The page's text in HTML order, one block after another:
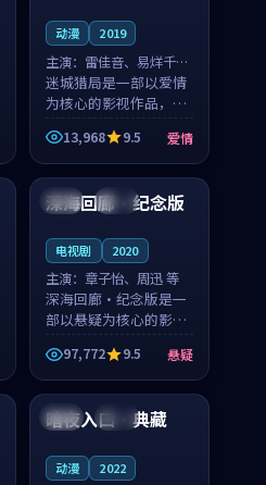
动漫 2019
主演： 雷佳音、易烊千玺
等
迷城猎局是一部以爱情
为核心的影视作品，围
绕危机、反转与人物成
长展开，整体节奏紧
凑，值得推荐观看。
13,968 9.5 爱情
中国 杜比
深海回廊·纪念版
电视剧 2020
主演： 章子怡、周迅 等
深海回廊·纪念版是一
部以悬疑为核心的影视
作品，围绕危机、反转
与人物成长展开，整体
节奏紧凑，值得推荐观
看。
97,772 9.5 悬疑
中国 高分
暗夜入口·典藏
动漫 2022